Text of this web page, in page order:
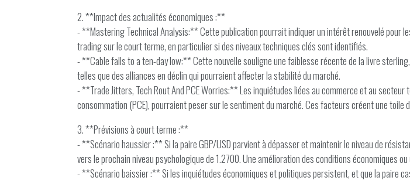
2. **Impact des actualités économiques :**
- **Mastering Technical Analysis:** Cette publication pourrait indiquer un intérêt renouvelé pour
trading sur le court terme, en particulier si des niveaux techniques clés sont identifiés.
- **Cable falls to a ten-day low:** Cette nouvelle souligne une faiblesse récente de la livre
telles que des alliances en déclin qui pourraient affecter la stabilité du marché.
- **Trade Jitters, Tech Rout And PCE Worries:** Les inquiétudes liées au commerce et au
consommation (PCE), pourraient peser sur le sentiment du marché. Ces facteurs créent une
3. **Prévisions à court terme :**
- **Scénario haussier :** Si la paire GBP/USD parvient à dépasser et maintenir le niveau de
vers le prochain niveau psychologique de 1.2700. Une amélioration des conditions économiques
- **Scénario baissier :** Si les inquiétudes économiques et politiques persistent, et que la paire